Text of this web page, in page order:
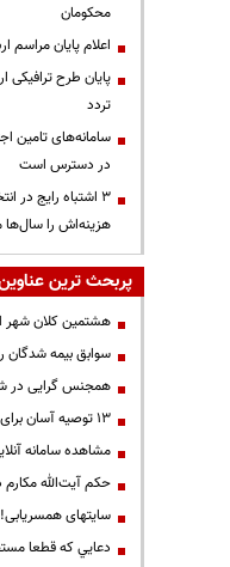
محکومان
اعلام پایان مراسم
تردد
سامانه‌های تامین
در دسترس است
3 اشتباه رایج در
هزینه‌اش را سال‌ها
پربحث ترین
هشتمین کلان
سوابق بیمه شدگان
همجنس گرایی در
13 توصیه آسان برای رفع بوی بد دهان
مشاهده سامانه
حكم آيت‌الله
سایتهای همسریابی!
دعايي كه قطعا